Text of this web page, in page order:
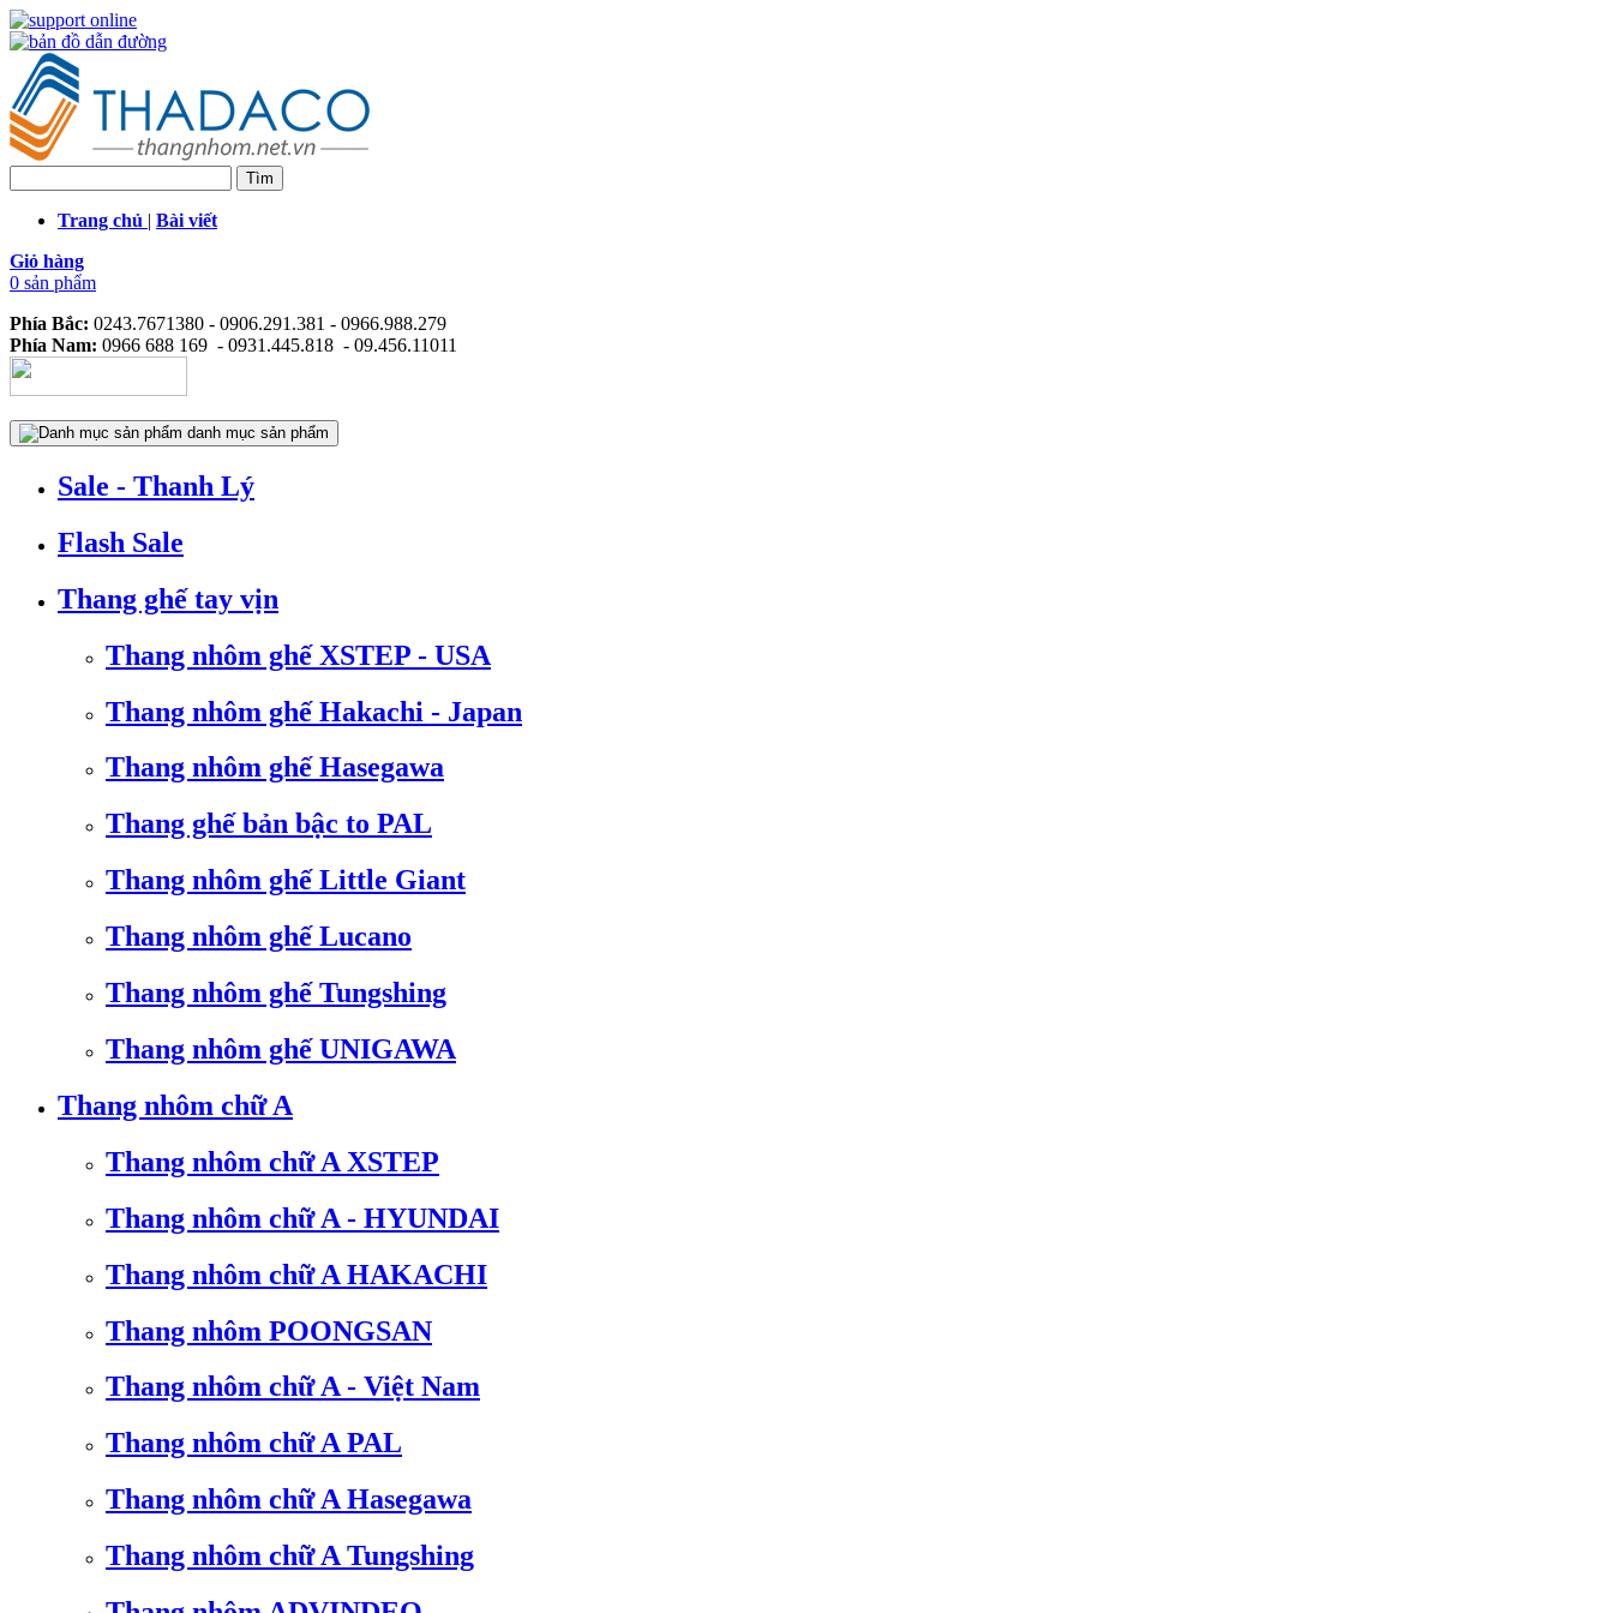
Trang chủ | Bài viết
Giỏ hàng
0 sản phẩm
Phía Bắc: 0243.7671380 - 0906.291.381 - 0966.988.279
Phía Nam: 0966 688 169 - 0931.445.818 - 09.456.11011
danh mục sản phẩm
Sale - Thanh Lý
Flash Sale
Thang ghế tay vịn
Thang nhôm ghế XSTEP - USA
Thang nhôm ghế Hakachi - Japan
Thang nhôm ghế Hasegawa
Thang ghế bản bậc to PAL
Thang nhôm ghế Little Giant
Thang nhôm ghế Lucano
Thang nhôm ghế Tungshing
Thang nhôm ghế UNIGAWA
Thang nhôm chữ A
Thang nhôm chữ A XSTEP
Thang nhôm chữ A - HYUNDAI
Thang nhôm chữ A HAKACHI
Thang nhôm POONGSAN
Thang nhôm chữ A - Việt Nam
Thang nhôm chữ A PAL
Thang nhôm chữ A Hasegawa
Thang nhôm chữ A Tungshing